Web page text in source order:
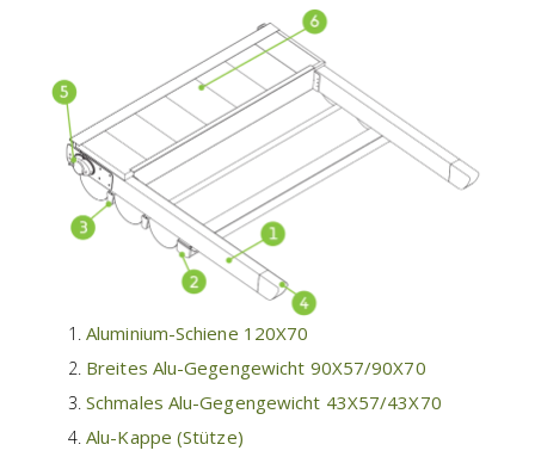
Aluminium-Schiene 120X70
Breites Alu-Gegengewicht 90X57/90X70
Schmales Alu-Gegengewicht 43X57/43X70
Alu-Kappe (Stütze)